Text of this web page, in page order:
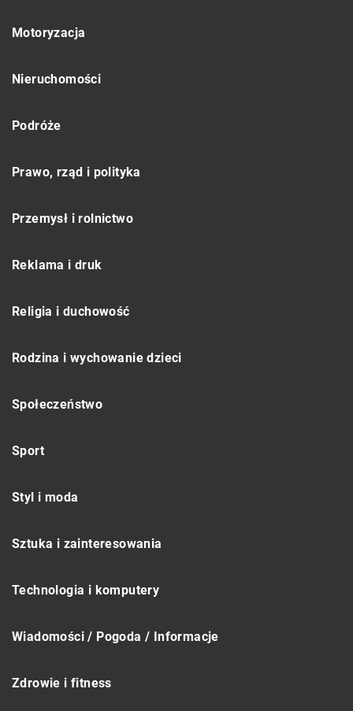
Motoryzacja
Nieruchomości
Podróże
Prawo, rząd i polityka
Przemysł i rolnictwo
Reklama i druk
Religia i duchowość
Rodzina i wychowanie dzieci
Społeczeństwo
Sport
Styl i moda
Sztuka i zainteresowania
Technologia i komputery
Wiadomości / Pogoda / Informacje
Zdrowie i fitness